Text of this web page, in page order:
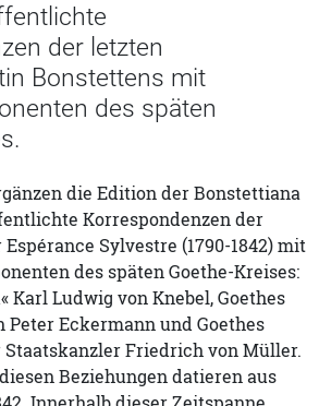
der letzten
Bonstettens mit
des späten
die Edition der Bonstettiana
Korrespondenzen der
Sylvestre (1790-1842) mit
des späten Goethe-Kreises:
Karl Ludwig von Knebel, Goethes
Eckermann und Goethes
Friedrich von Müller.
Beziehungen datieren aus